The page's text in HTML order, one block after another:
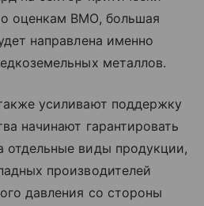
оценкам BMO, большая
направлена именно
металлов.
усиливают поддержку
начинают гарантировать
виды продукции,
производителей
давления со стороны